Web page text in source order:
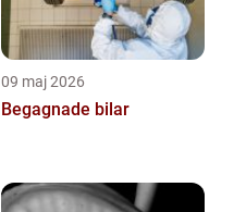
09 maj 2026
Begagnade bilar